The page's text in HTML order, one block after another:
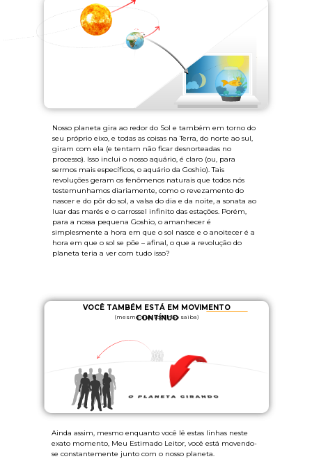
Nosso planeta gira ao redor do Sol e também em torno do
seu próprio eixo, e todas as coisas na Terra, do norte ao sul,
giram com ela (e tentam não ficar desnorteadas no
processo). Isso inclui o nosso aquário, é claro (ou, para
sermos mais específicos, o aquário da Goshio). Tais
revoluções geram os fenômenos naturais que todos nós
testemunhamos diariamente, como o revezamento do
nascer e do pôr do sol, a valsa do dia e da noite, a sonata ao
luar das marés e o carrossel infinito das estações. Porém,
para a nossa pequena Goshio, o amanhecer é
simplesmente a hora em que o sol nasce e o anoitecer é a
hora em que o sol se põe – afinal, o que a revolução do
planeta teria a ver com tudo isso?
Ainda assim, mesmo enquanto você lê estas linhas neste
exato momento, Meu Estimado Leitor, você está movendo-
se constantemente junto com o nosso planeta.
VOCÊ TAMBÉM ESTÁ EM MOVIMENTO
CONTÍNUO
(mesmo que você não saiba)